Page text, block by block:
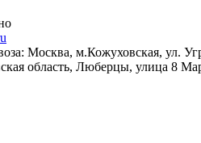
Москва, м.Кожуховская, ул.
область, Люберцы, улица 8